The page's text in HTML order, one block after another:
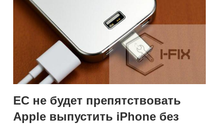
ЕС не будет препятствовать
Apple выпустить iPhone без